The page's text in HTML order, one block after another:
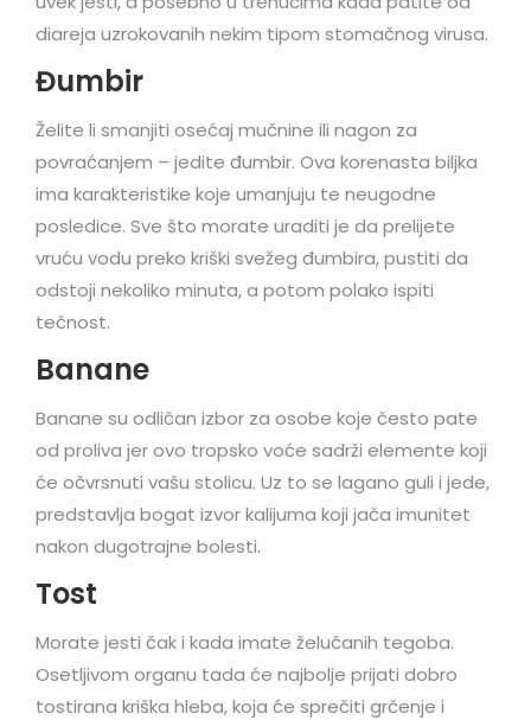
diareja uzrokovanih nekim tipom stomačnog virusa.
Đumbir
Želite li smanjiti osećaj mučnine ili nagon za
povraćanjem – jedite đumbir. Ova korenasta biljka
ima karakteristike koje umanjuju te neugodne
posledice. Sve što morate uraditi je da prelijete
vruću vodu preko kriški svežeg đumbira, pustiti da
odstoji nekoliko minuta, a potom polako ispiti
tečnost.
Banane
Banane su odličan izbor za osobe koje često pate
od proliva jer ovo tropsko voće sadrži elemente koji
će očvrsnuti vašu stolicu. Uz to se lagano guli i jede,
predstavlja bogat izvor kalijuma koji jača imunitet
nakon dugotrajne bolesti.
Tost
Morate jesti čak i kada imate želučanih tegoba.
Osetljivom organu tada će najbolje prijati dobro
tostirana kriška hleba, koja će sprečiti grčenje i